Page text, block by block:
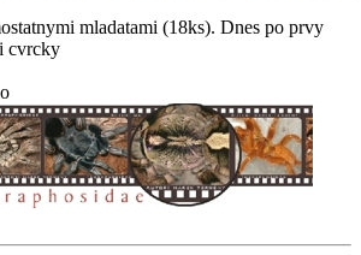
mladatami (18ks). Dnes po prvy
cvrcky